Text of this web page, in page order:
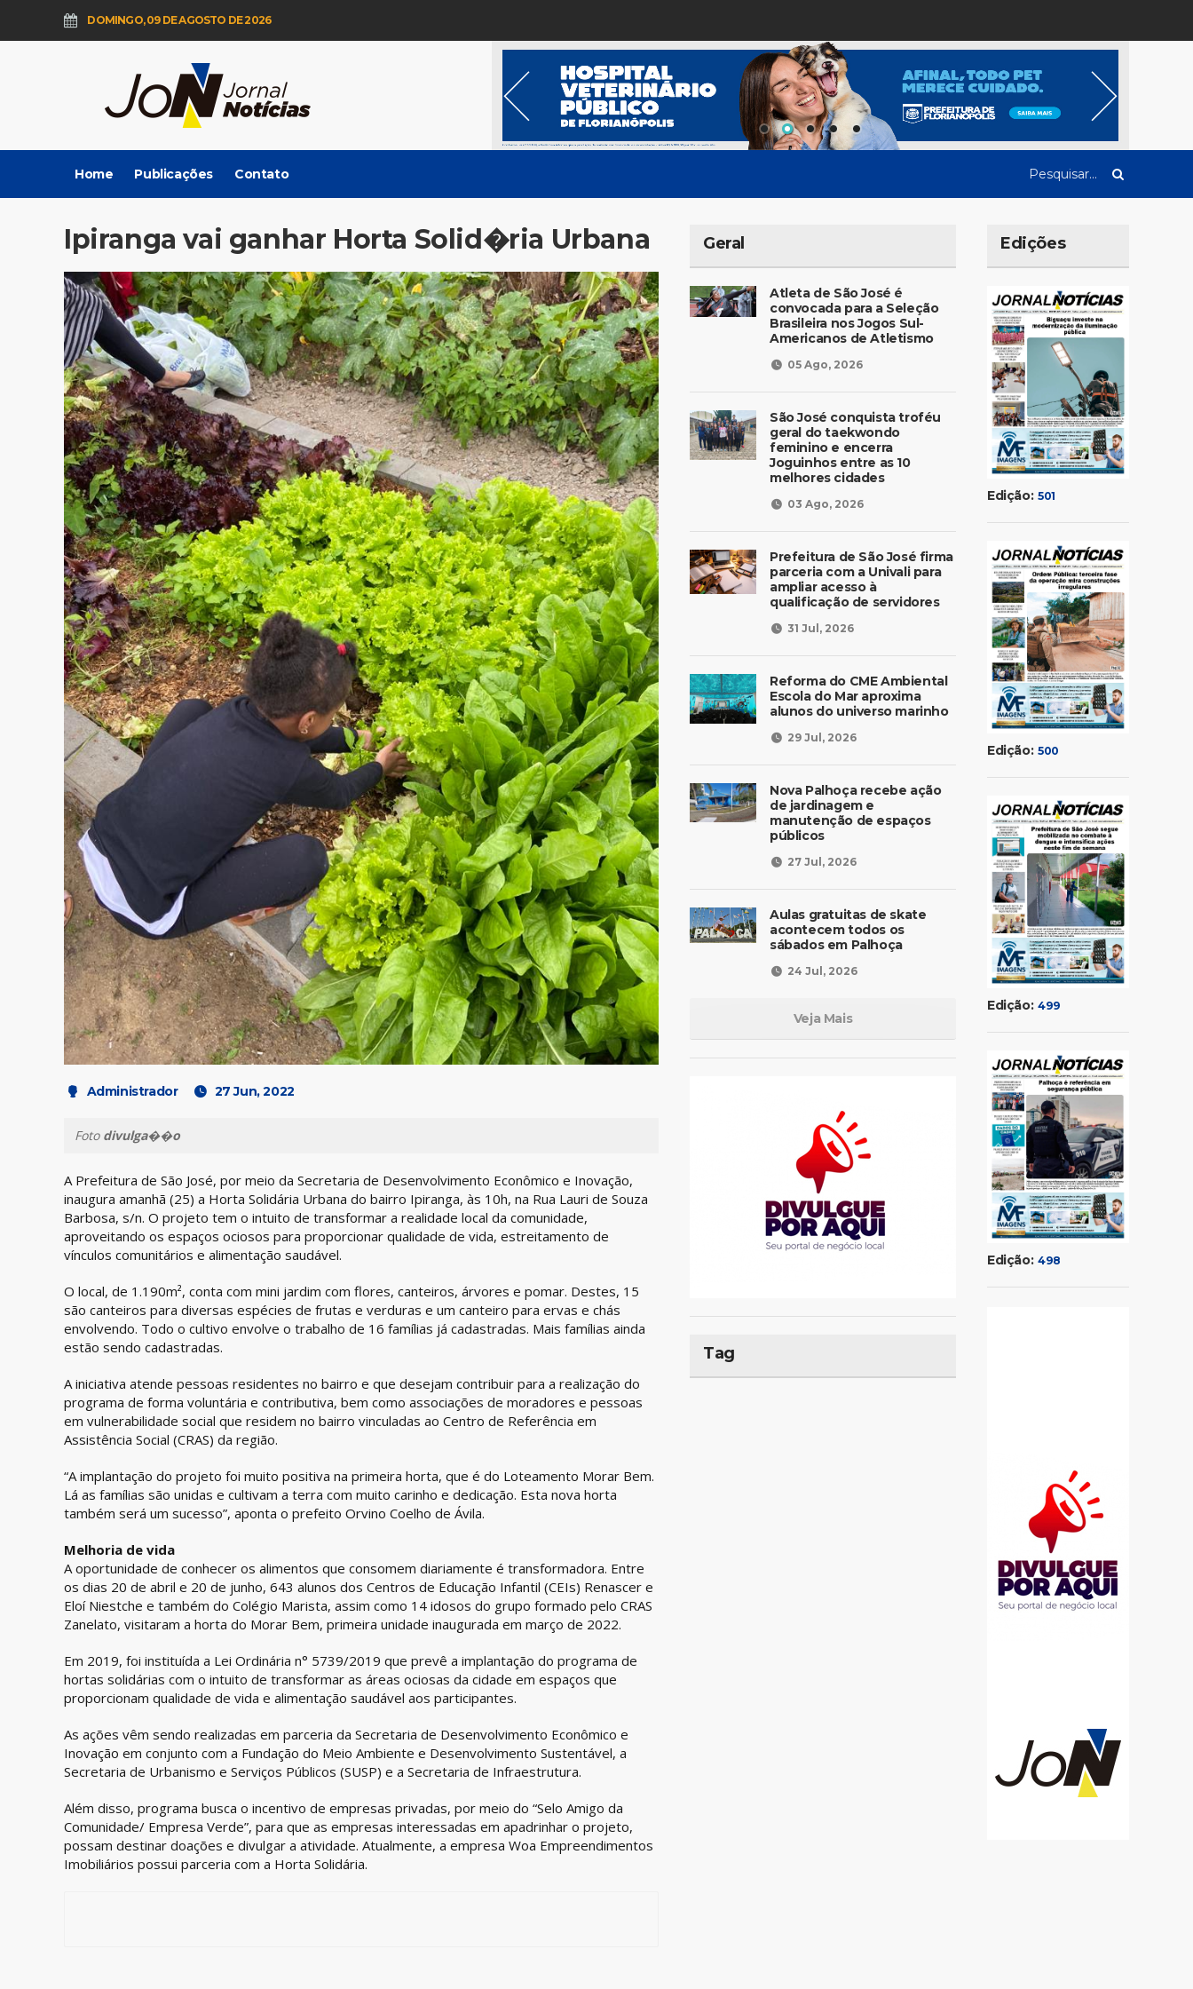
DOMINGO, 09 DE AGOSTO DE 2026
Home Publicações Contato
Ipiranga vai ganhar Horta Solid�ria Urbana
Administrador 27 Jun, 2022
Foto divulga��o
A Prefeitura de São José, por meio da Secretaria de Desenvolvimento Econômico e Inovação,
inaugura amanhã (25) a Horta Solidária Urbana do bairro Ipiranga, às 10h, na Rua Lauri de Souza
Barbosa, s/n. O projeto tem o intuito de transformar a realidade local da comunidade,
aproveitando os espaços ociosos para proporcionar qualidade de vida, estreitamento de
vínculos comunitários e alimentação saudável.
O local, de 1.190m², conta com mini jardim com flores, canteiros, árvores e pomar. Destes, 15
são canteiros para diversas espécies de frutas e verduras e um canteiro para ervas e chás
envolvendo. Todo o cultivo envolve o trabalho de 16 famílias já cadastradas. Mais famílias ainda
estão sendo cadastradas.
A iniciativa atende pessoas residentes no bairro e que desejam contribuir para a realização do
programa de forma voluntária e contributiva, bem como associações de moradores e pessoas
em vulnerabilidade social que residem no bairro vinculadas ao Centro de Referência em
Assistência Social (CRAS) da região.
“A implantação do projeto foi muito positiva na primeira horta, que é do Loteamento Morar Bem.
Lá as famílias são unidas e cultivam a terra com muito carinho e dedicação. Esta nova horta
também será um sucesso”, aponta o prefeito Orvino Coelho de Ávila.
Melhoria de vida
A oportunidade de conhecer os alimentos que consomem diariamente é transformadora. Entre
os dias 20 de abril e 20 de junho, 643 alunos dos Centros de Educação Infantil (CEIs) Renascer e
Eloí Niestche e também do Colégio Marista, assim como 14 idosos do grupo formado pelo CRAS
Zanelato, visitaram a horta do Morar Bem, primeira unidade inaugurada em março de 2022.
Em 2019, foi instituída a Lei Ordinária n° 5739/2019 que prevê a implantação do programa de
hortas solidárias com o intuito de transformar as áreas ociosas da cidade em espaços que
proporcionam qualidade de vida e alimentação saudável aos participantes.
As ações vêm sendo realizadas em parceria da Secretaria de Desenvolvimento Econômico e
Inovação em conjunto com a Fundação do Meio Ambiente e Desenvolvimento Sustentável, a
Secretaria de Urbanismo e Serviços Públicos (SUSP) e a Secretaria de Infraestrutura.
Além disso, programa busca o incentivo de empresas privadas, por meio do “Selo Amigo da
Comunidade/ Empresa Verde”, para que as empresas interessadas em apadrinhar o projeto,
possam destinar doações e divulgar a atividade. Atualmente, a empresa Woa Empreendimentos
Imobiliários possui parceria com a Horta Solidária.
Geral
Atleta de São José é
convocada para a Seleção
Brasileira nos Jogos Sul-
Americanos de Atletismo
05 Ago, 2026
São José conquista troféu
geral do taekwondo
feminino e encerra
Joguinhos entre as 10
melhores cidades
03 Ago, 2026
Prefeitura de São José firma
parceria com a Univali para
ampliar acesso à
qualificação de servidores
31 Jul, 2026
Reforma do CME Ambiental
Escola do Mar aproxima
alunos do universo marinho
29 Jul, 2026
Nova Palhoça recebe ação
de jardinagem e
manutenção de espaços
públicos
27 Jul, 2026
Aulas gratuitas de skate
acontecem todos os
sábados em Palhoça
24 Jul, 2026
Veja Mais
Tag
Edições
Edição: 501
Edição: 500
Edição: 499
Edição: 498